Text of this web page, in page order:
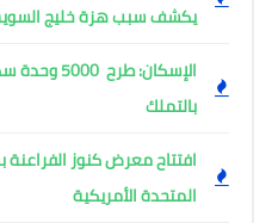
يكشف سبب هزة خليج
الإسكان:
بالتملك
افتتاح معرض كنوز
المتحدة الأمريكية